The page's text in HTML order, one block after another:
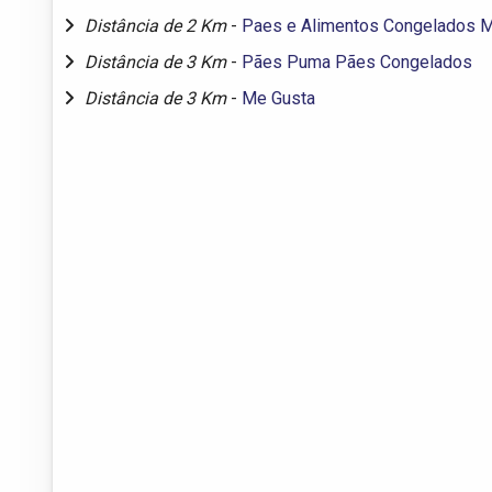
Distância de 2 Km - Paes e Alimentos Congelados
Distância de 3 Km - Pães Puma Pães Congelados
Distância de 3 Km - Me Gusta